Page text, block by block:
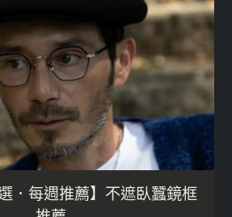
．每週推薦】不遮臥蠶鏡框